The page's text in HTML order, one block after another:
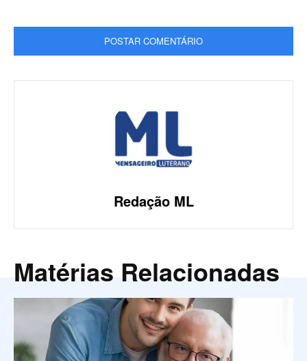
Redação ML
Matérias Relacionadas